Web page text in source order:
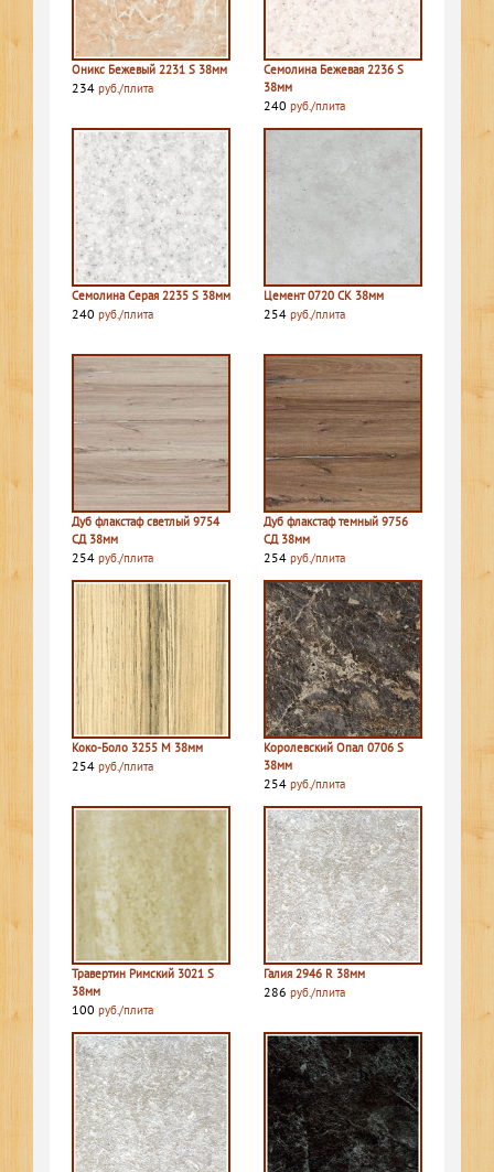
Оникс Бежевый 2231 S 38мм
234 руб./плита
Семолина Бежевая 2236 S
38мм
240 руб./плита
Семолина Серая 2235 S 38мм
240 руб./плита
Цемент 0720 СК 38мм
254 руб./плита
Дуб флакстаф светлый 9754
СД 38мм
254 руб./плита
Дуб флакстаф темный 9756
СД 38мм
254 руб./плита
Коко-Боло 3255 M 38мм
254 руб./плита
Королевский Опал 0706 S
38мм
254 руб./плита
Травертин Римский 3021 S
38мм
100 руб./плита
Галия 2946 R 38мм
286 руб./плита